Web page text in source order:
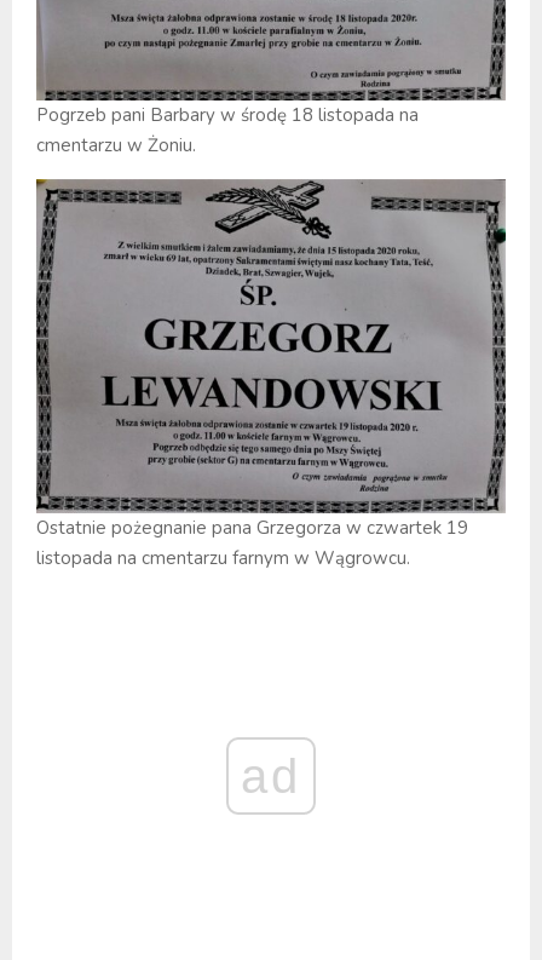
Pogrzeb pani Barbary w środę 18 listopada na
cmentarzu w Żoniu.
Ostatnie pożegnanie pana Grzegorza w czwartek 19
listopada na cmentarzu farnym w Wągrowcu.
ad